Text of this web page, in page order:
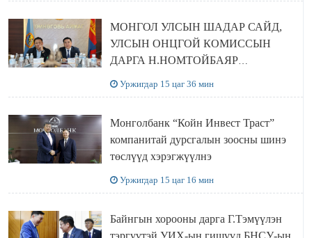
МОНГОЛ УЛСЫН ШАДАР САЙД,
УЛСЫН ОНЦГОЙ КОМИССЫН
ДАРГА Н.НОМТОЙБАЯР
Уржигдар 15 цаг 36 мин
Монголбанк “Койн Инвест Траст”
компанитай дурсгалын зоосны шинэ
төслүүд хэрэгжүүлнэ
Уржигдар 15 цаг 16 мин
Байнгын хорооны дарга Г.Тэмүүлэн
тэргүүтэй УИХ-ын гишүүд БНСУ-ын